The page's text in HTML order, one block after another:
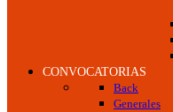
CONVOCATORIAS
Back
Generales